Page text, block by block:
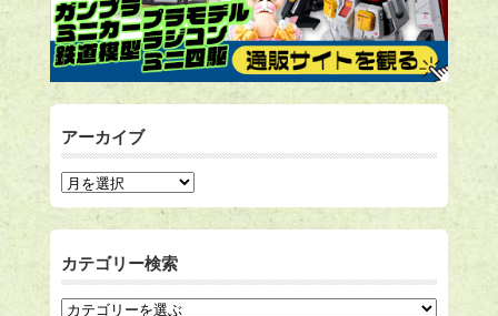
アーカイブ
カテゴリー検索